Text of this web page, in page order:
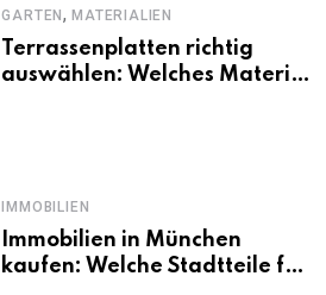
GARTEN,MATERIALIEN
Terrassenplatten richtig
auswählen: Welches Material
IMMOBILIEN
Immobilien in München
kaufen: Welche Stadtteile für